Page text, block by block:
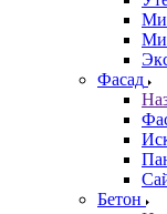
Фасад
Бетон